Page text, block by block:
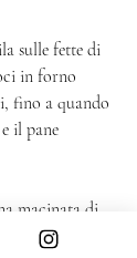
sulle fette di
in forno
fino a quando
il pane
macinata di
di sale in